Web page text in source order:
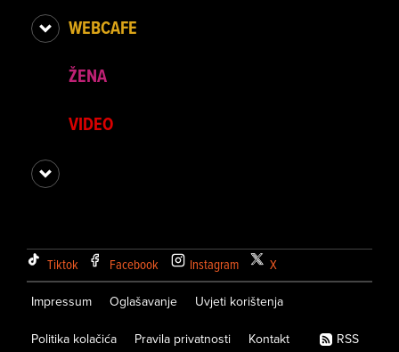
WEBCAFE
ŽENA
VIDEO
Tiktok Facebook Instagram X
Impressum Oglašavanje Uvjeti korištenja
Politika kolačića Pravila privatnosti Kontakt RSS